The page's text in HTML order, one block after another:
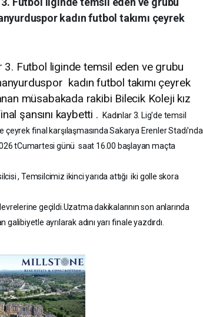
kadın futbol takımı çeyrek
Futbol liginde temsil eden ve grubu
kadın futbol takımı çeyrek
müsabakada rakibi Bilecik Koleji kız
şansını kaybetti .
Kadınlar 3. Lig'de temsil
çeyrek final karşılaşmasında Sakarya Erenler Stadı'nda
tCumartesi günü saat 16.00 başlayan maçta
, Temsilcimiz ikinci yarıda attığı iki golle skora
geçildi. Uzatma dakikalarının son anlarında
ayrılarak adını yarı finale yazdırdı.